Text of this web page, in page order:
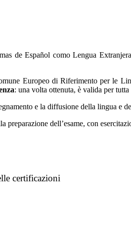
de Español como Lengua
Europeo di Riferimento per le
: una volta ottenuta, è valida per tutta
e la diffusione della lingua e
preparazione dell’esame, con
certificazioni